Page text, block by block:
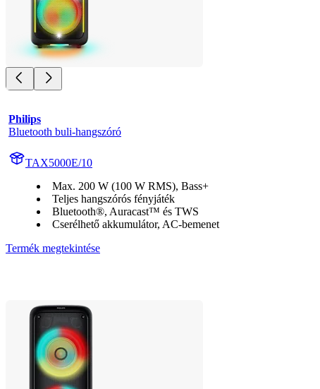
Philips
Bluetooth buli-hangszóró
TAX5000E/10
Max. 200 W (100 W RMS), Bass+
Teljes hangszórós fényjáték
Bluetooth®, Auracast™ és TWS
Cserélhető akkumulátor, AC-bemenet
Termék megtekintése